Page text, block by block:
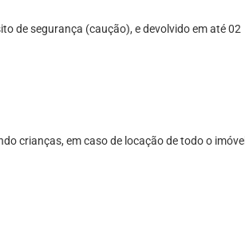
de segurança (caução), e devolvido em até 02
crianças, em caso de locação de todo o imóvel